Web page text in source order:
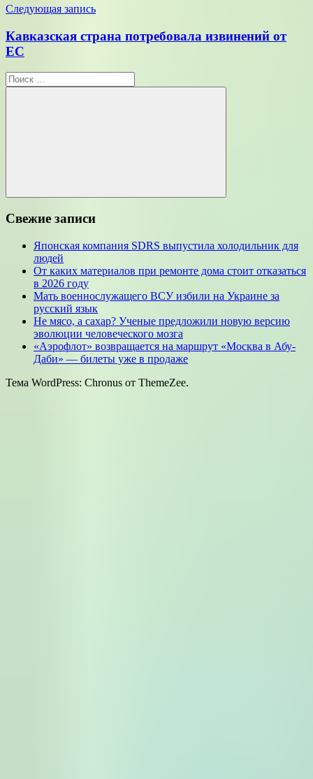
Следующая запись
Кавказская страна потребовала извинений от
ЕС
Поиск
для:
Поиск
Свежие записи
Японская компания SDRS выпустила холодильник для
людей
От каких материалов при ремонте дома стоит отказаться
в 2026 году
Мать военнослужащего ВСУ избили на Украине за
русский язык
Не мясо, а сахар? Ученые предложили новую версию
эволюции человеческого мозга
«Аэрофлот» возвращается на маршрут «Москва в Абу-
Даби» — билеты уже в продаже
Тема WordPress: Chronus от ThemeZee.